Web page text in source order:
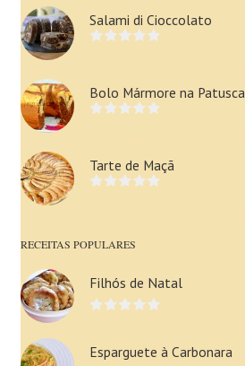
Salami di Cioccolato
Bolo Mármore na Patusca
Tarte de Maçã
RECEITAS POPULARES
Filhós de Natal
Esparguete à Carbonara